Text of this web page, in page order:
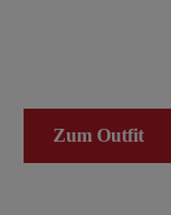
Zum Outfit